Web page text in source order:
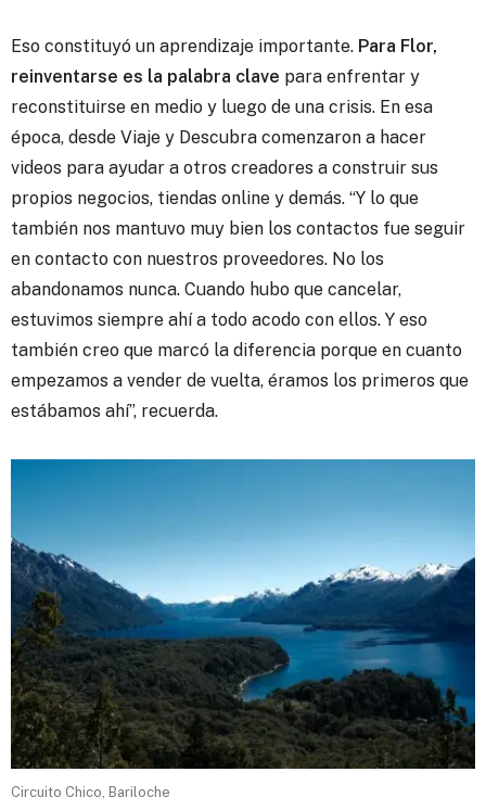
Eso constituyó un aprendizaje importante. Para Flor,
reinventarse es la palabra clave para enfrentar y
reconstituirse en medio y luego de una crisis. En esa
época, desde Viaje y Descubra comenzaron a hacer
videos para ayudar a otros creadores a construir sus
propios negocios, tiendas online y demás. “Y lo que
también nos mantuvo muy bien los contactos fue seguir
en contacto con nuestros proveedores. No los
abandonamos nunca. Cuando hubo que cancelar,
estuvimos siempre ahí a todo acodo con ellos. Y eso
también creo que marcó la diferencia porque en cuanto
empezamos a vender de vuelta, éramos los primeros que
estábamos ahí”, recuerda.
Circuito Chico, Bariloche